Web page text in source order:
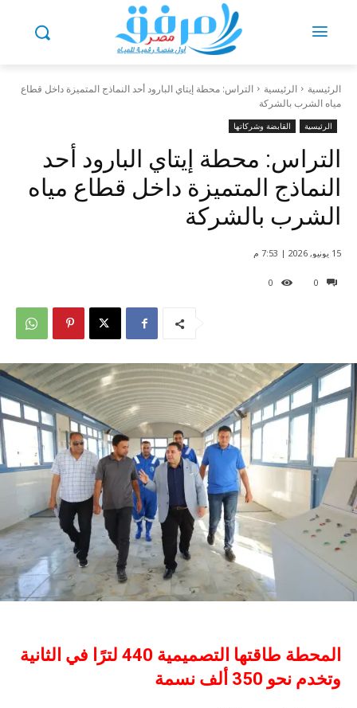
الرئيسية الرئيسية
التراس: محطة إيتاي البارود أحد النماذج المتميزة داخل قطاع
مياه الشرب بالشركة
الرئيسية القابضة وشركاتها
التراس: محطة إيتاي البارود أحد
النماذج المتميزة داخل قطاع مياه
الشرب بالشركة
0
0
15 يونيو, 2026 | 7:53 م
المحطة طاقتها التصميمية 440 لترًا في الثانية
وتخدم نحو 350 ألف نسمة